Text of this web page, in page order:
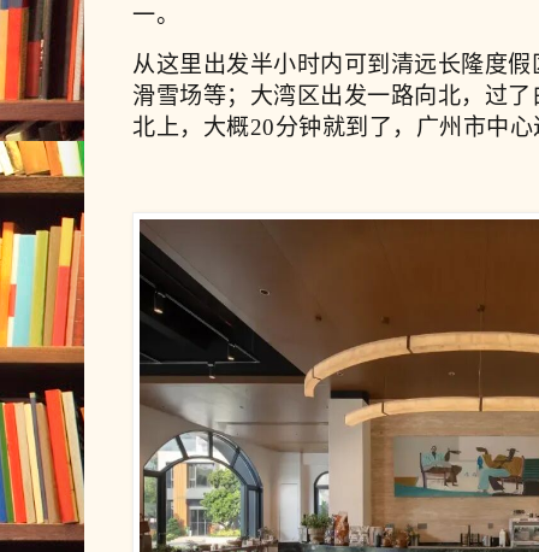
一。
从这里出发半小时内可到清远长隆度
滑雪场等；大湾区出发一路向北，过
北上，大概20分钟就到了，广州市中